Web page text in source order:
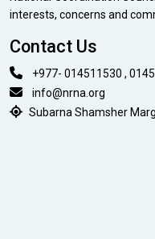
interests, concerns and
Contact Us
+977- 014511530 ,
info@nrna.org
Subarna Shamsher